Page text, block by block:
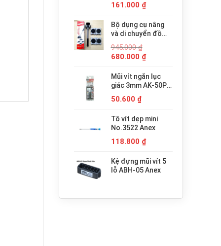
161.000 ₫
Bộ dụng cụ nâng
và di chuyển đồ
minh PICUS LP-
200N
945.000₫
Giá
là:
945.000 ₫.
680.000 ₫Giá
tại
là:
Mũi vít ngắn lục
giác 3mm AK-50P-
50.600 ₫
Tô vít dẹp mini
No.3522 Anex
118.800 ₫
Kệ đựng mũi vít 5
lỗ ABH-05 Anex